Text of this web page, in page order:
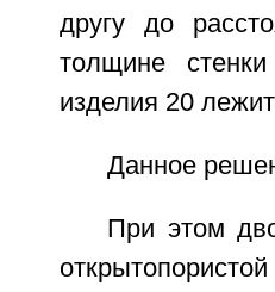
другу до
толщине
изделия 20
Данное
При этом